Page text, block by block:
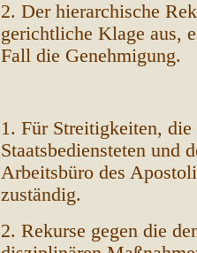
2. Der hierarchische
gerichtliche Klage aus,
Fall die Genehmigung.
1. Für Streitigkeiten,
Staatsbediensteten und
Arbeitsbüro des
zuständig.
2. Rekurse gegen die